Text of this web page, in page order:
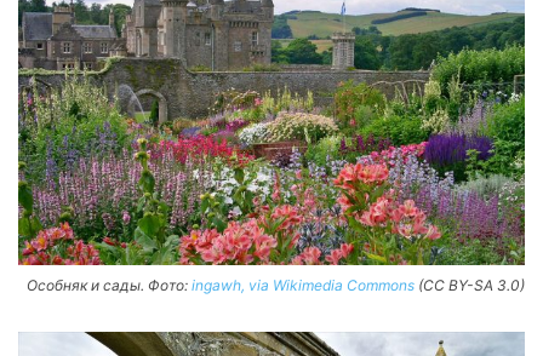
Особняк и сады. Фото: ingawh, via Wikimedia Commons (CC BY-SA 3.0)